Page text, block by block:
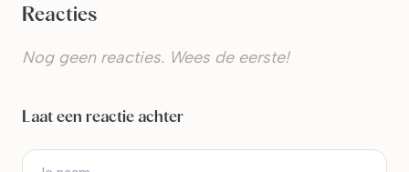
Reacties
Nog geen reacties. Wees de eerste!
Laat een reactie achter